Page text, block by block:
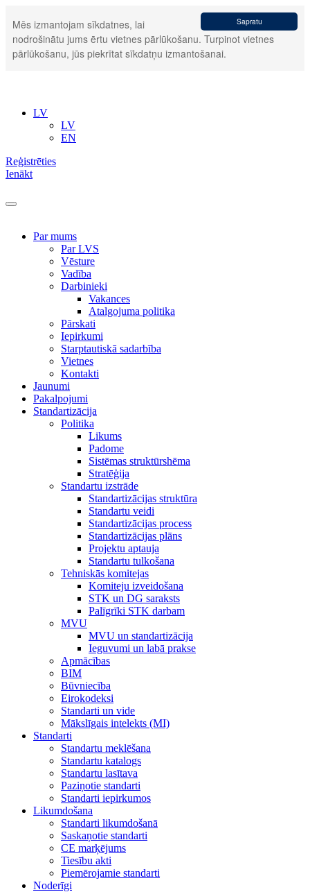
Sapratu
Mēs izmantojam sīkdatnes, lai
nodrošinātu jums ērtu vietnes pārlūkošanu. Turpinot vietnes
pārlūkošanu, jūs piekrītat sīkdatņu izmantošanai.
LV
LV
EN
Reģistrēties
Ienākt
Par mums
Par LVS
Vēsture
Vadība
Darbinieki
Vakances
Atalgojuma politika
Pārskati
Iepirkumi
Starptautiskā sadarbība
Vietnes
Kontakti
Jaunumi
Pakalpojumi
Standartizācija
Politika
Likums
Padome
Sistēmas struktūrshēma
Stratēģija
Standartu izstrāde
Standartizācijas struktūra
Standartu veidi
Standartizācijas process
Standartizācijas plāns
Projektu aptauja
Standartu tulkošana
Tehniskās komitejas
Komiteju izveidošana
STK un DG saraksts
Palīgrīki STK darbam
MVU
MVU un standartizācija
Ieguvumi un labā prakse
Apmācības
BIM
Būvniecība
Eirokodeksi
Standarti un vide
Mākslīgais intelekts (MI)
Standarti
Standartu meklēšana
Standartu katalogs
Standartu lasītava
Paziņotie standarti
Standarti iepirkumos
Likumdošana
Standarti likumdošanā
Saskaņotie standarti
CE marķējums
Tiesību akti
Piemērojamie standarti
Noderīgi